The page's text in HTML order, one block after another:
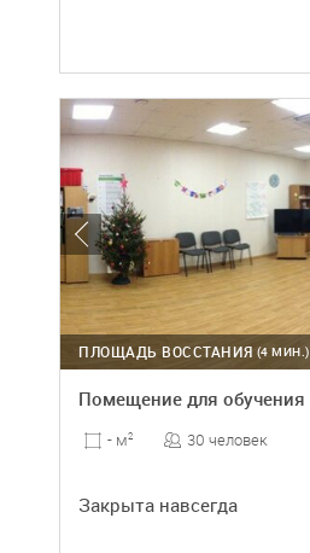
(4 МИН.)
ПЛОЩАДЬ ВОССТАНИЯ
Помещение для обучения
- м2 30 человек
Закрыта навсегда